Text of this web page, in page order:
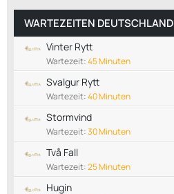
WARTEZEITEN DEUTSCHLAND
Vinter Rytt
Wartezeit:45 Minuten
Svalgur Rytt
Wartezeit:40 Minuten
Stormvind
Wartezeit:30 Minuten
Två Fall
Wartezeit:25 Minuten
Hugin